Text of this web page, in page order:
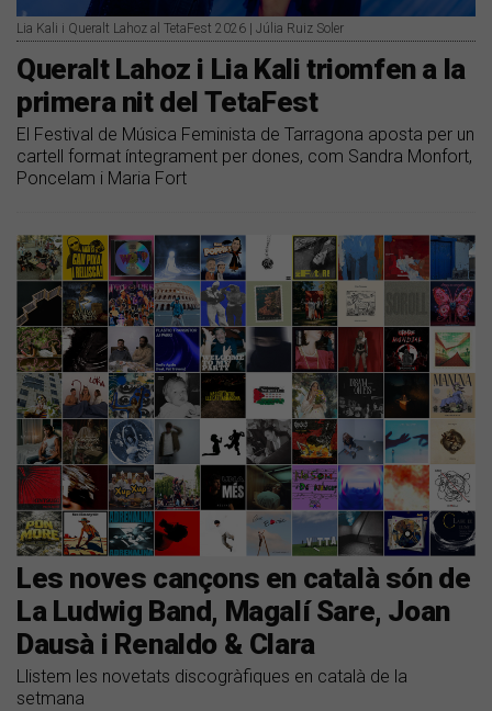
Lia Kali i Queralt Lahoz al TetaFest 2026 | Júlia Ruiz Soler
Queralt Lahoz i Lia Kali triomfen a la
primera nit del TetaFest
El Festival de Música Feminista de Tarragona aposta per un
cartell format íntegrament per dones, com Sandra Monfort,
Poncelam i Maria Fort
Les noves cançons en català són de
La Ludwig Band, Magalí Sare, Joan
Dausà i Renaldo & Clara
Llistem les novetats discogràfiques en català de la
setmana